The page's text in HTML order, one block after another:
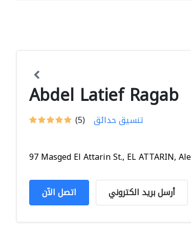
Abdel Latief Ragab
(5) تنسيق حدائق
97 Masged El Attarin St., EL ATTARIN,
اتصل الآن أرسل بريد الكتروني